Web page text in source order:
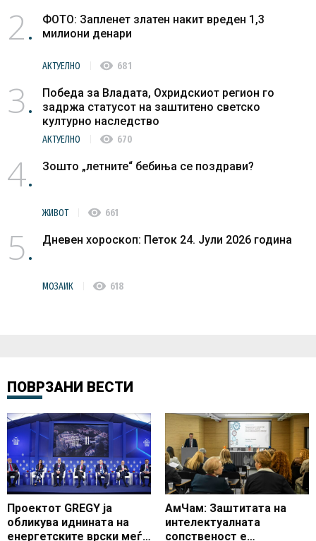
2
ФОТО: Запленет златен накит вреден 1,3
милиони денари
АКТУЕЛНО visibility 681
3
Победа за Владата, Охридскиот регион го
задржа статусот на заштитено светско
културно наследство
АКТУЕЛНО visibility 670
4 Зошто „летните“ бебиња се поздрави?
ЖИВОТ visibility 661
5 Дневен хороскоп: Петок 24. Јули 2026 година
МОЗАИК visibility 618
ПОВРЗАНИ ВЕСТИ
Проектот GREGY ја
обликува иднината на
енергетските врски меѓу
АмЧам: Заштитата на
интелектуалната
сопственост е